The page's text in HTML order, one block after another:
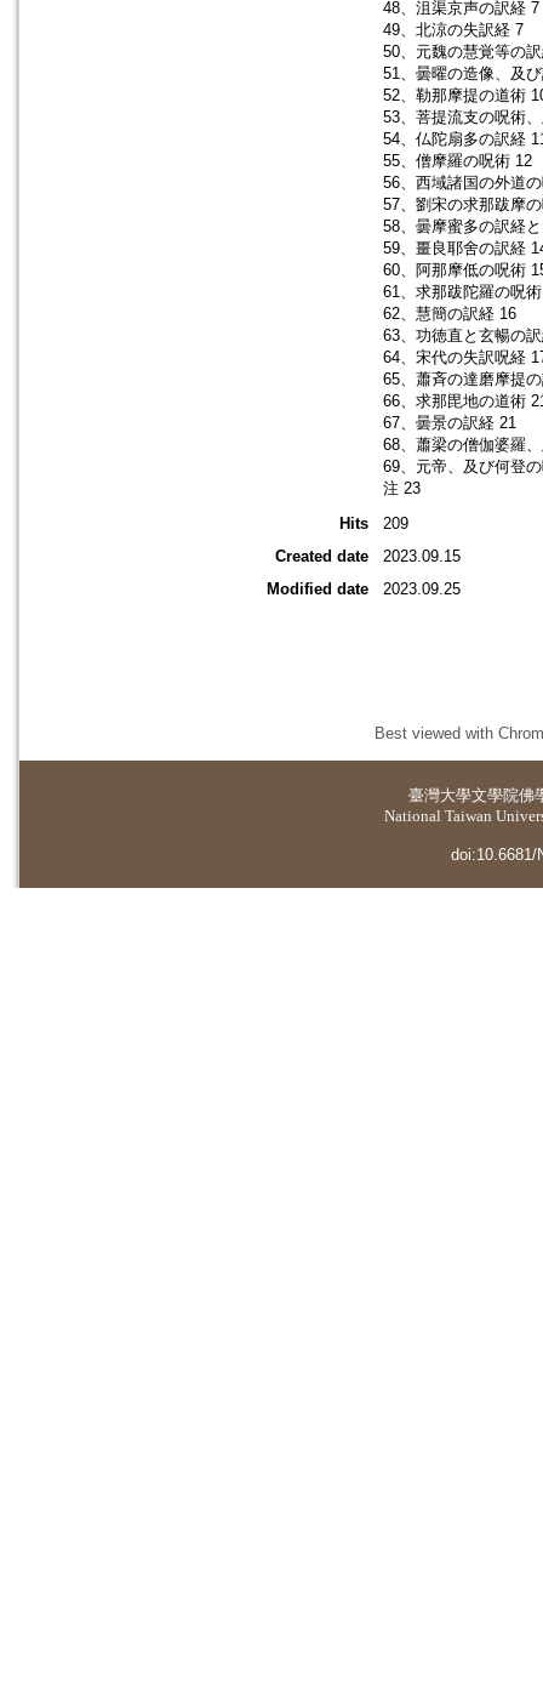
48、沮渠京声の訳経 7
49、北涼の失訳経 7
50、元魏の慧覚等の
51、曇曜の造像、及
52、勒那摩提の道術
53、菩提流支の呪術
54、仏陀扇多の訳経
55、僧摩羅の呪術 12
56、西域諸国の外道
57、劉宋の求那跋摩
58、曇摩蜜多の訳経
59、畺良耶舍の訳経
60、阿那摩低の呪術
61、求那跋陀羅の呪
62、慧簡の訳経 16
63、功徳直と玄暢の
64、宋代の失訳呪経
65、蕭斉の達磨摩提
66、求那毘地の道術
67、曇景の訳経 21
68、蕭梁の僧伽婆羅
69、元帝、及び何登
注 23
Hits
209
Created date
2023.09.15
Modified date
2023.09.25
Best viewed with
臺灣大學文學院佛
National Taiwan
doi:10.6681/